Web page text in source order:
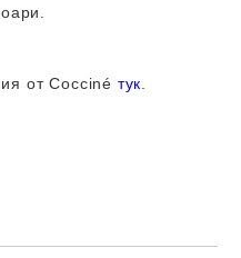
отCocciné тук